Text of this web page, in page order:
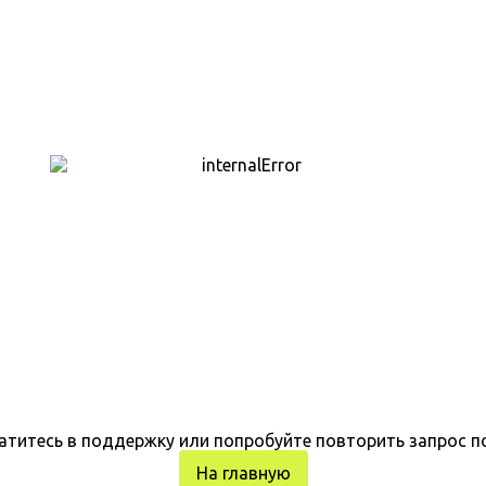
в поддержку или попробуйте повторить запрос
На главную